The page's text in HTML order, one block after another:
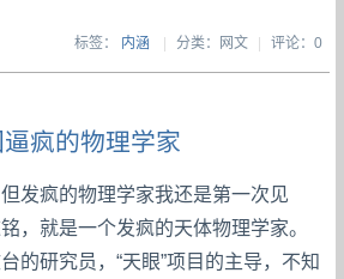
标签： 内涵 分类：网文| 评论：0
疯的物理学家
发疯的物理学家我还是第一次见
，就是一个发疯的天体物理学家。
的研究员，“天眼”项目的主导，不知